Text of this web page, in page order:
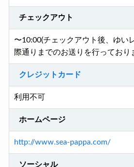
チェックアウト
〜10:00(チェックアウト後、ゆい
際通りまでのお送りを行っており
クレジットカード
利用不可
ホームページ
http://www.sea-pappa.com/
ソーシャル